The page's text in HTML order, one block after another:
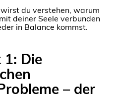
du verstehen, warum
deiner Seele verbunden
in Balance kommst.
1: Die
– der